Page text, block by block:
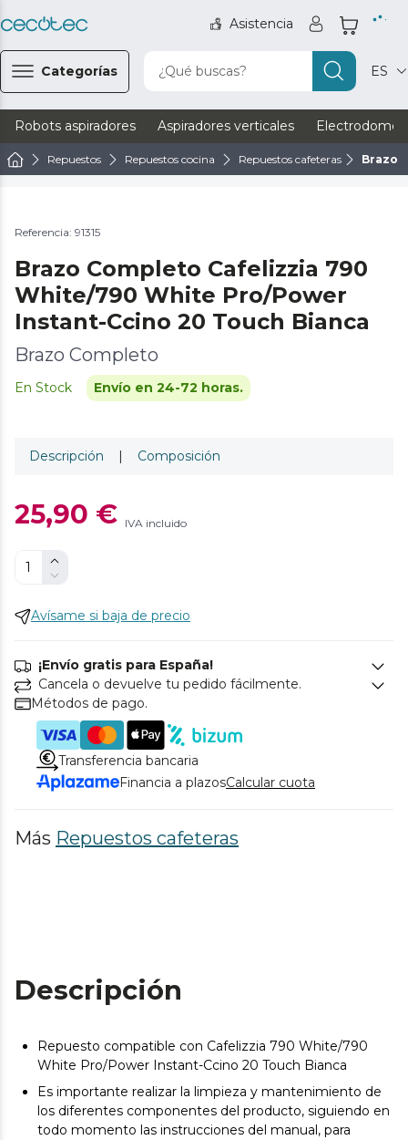
Asistencia
Categorías ¿Qué buscas? ES
Robots aspiradores Aspiradores verticales
Repuestos Repuestos cocina Repuestos cafeteras Brazo
Referencia: 91315
Brazo Completo Cafelizzia 790
White/790 White Pro/Power
Instant-Ccino 20 Touch Bianca
Brazo Completo
En Stock Envío en 24-72 horas.
Descripción | Composición
25,90 € IVA incluido
Avísame si baja de precio
¡Envío gratis para España!
Cancela o devuelve tu pedido fácilmente.
Métodos de pago.
Transferencia bancaria
Financia a plazosCalcular cuota
Más Repuestos cafeteras
Descripción
Repuesto compatible con Cafelizzia 790 White/790
White Pro/Power Instant-Ccino 20 Touch Bianca
Es importante realizar la limpieza y mantenimiento de
los diferentes componentes del producto, siguiendo en
todo momento las instrucciones del manual, para